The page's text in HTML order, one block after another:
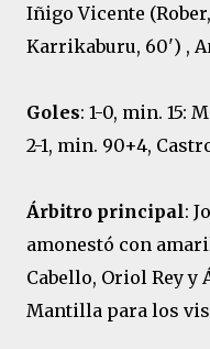
Iñigo Vicente
Karrikaburu, 60') ,
Goles: 1-0, min. 15:
2-1, min. 90+4,
Árbitro principal:
amonestó con
Cabello, Oriol Rey y
Mantilla para los